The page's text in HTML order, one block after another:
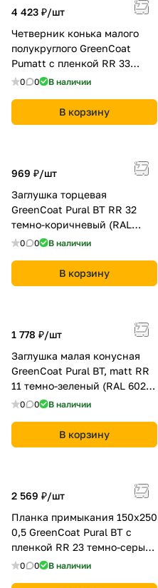
4 423 ₽/шт
Четверник конька малого
полукруглого GreenСoat
Pumatt с пленкой RR 33
черный (RAL 9005 черный)
0 0 В наличии
В корзину
969 ₽/шт
Заглушка торцевая
GreenCoat Pural BT RR 32
темно-коричневый (RAL
8019 серо-коричневый)
0 0 В наличии
В корзину
1 778 ₽/шт
Заглушка малая конусная
GreenCoat Pural BT, matt RR
11 темно-зеленый (RAL 6020
хромовая зелень)
0 0 В наличии
В корзину
2 569 ₽/шт
Планка примыкания 150х250
0,5 GreenCoat Pural BT с
пленкой RR 23 темно-серый
(RAL 7024 мокрый асфальт)
0 0 В наличии